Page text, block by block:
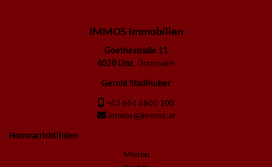
IMMOS Immobilien
Goethestraße 11
4020 Linz, Österreich
Gerold Stadlhuber
+43 664 4600 100
immos@immos.at
Honorarrichtlinien
Mieten